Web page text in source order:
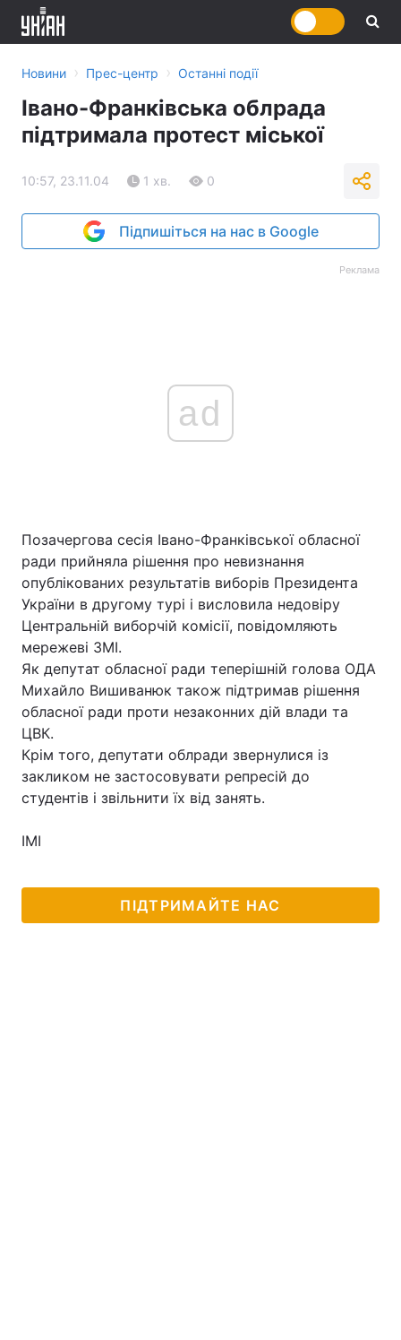
Новини › Прес-центр › Останні події
Івано-Франківська облрада
підтримала протест міської
10:57, 23.11.04 1 хв. 0
Підпишіться на нас в Google
Реклама
ad
Позачергова сесія Івано-Франківської обласної
ради прийняла рішення про невизнання
опублікованих результатів виборів Президента
України в другому турі і висловила недовіру
Центральній виборчій комісії, повідомляють
мережеві ЗМІ.
Як депутат обласної ради теперішній голова ОДА
Михайло Вишиванюк також підтримав рішення
обласної ради проти незаконних дій влади та
ЦВК.
Крім того, депутати облради звернулися із
закликом не застосовувати репресій до
студентів і звільнити їх від занять.
ІМІ
ПІДТРИМАЙТЕ НАС